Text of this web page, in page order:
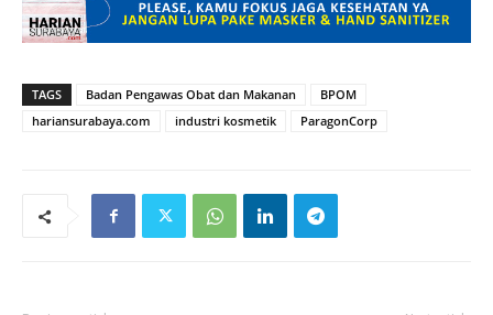
TAGS Badan Pengawas Obat dan Makanan
BPOM
hariansurabaya.com
industri kosmetik ParagonCorp